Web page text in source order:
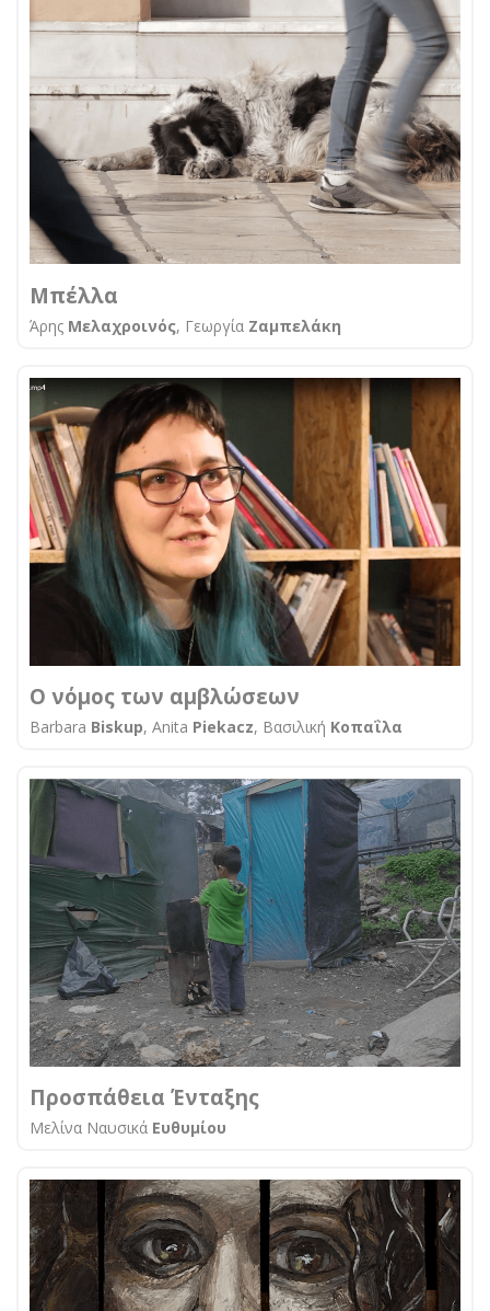
Μπέλλα
Άρης Μελαχροινός, Γεωργία Ζαμπελάκη
O νόμος των αμβλώσεων
Barbara Biskup, Anita Piekacz, Βασιλική Κοπαΐλα
Προσπάθεια Ένταξης
Μελίνα Ναυσικά Ευθυμίου